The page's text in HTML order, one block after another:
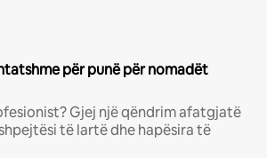
për punë për nomadët
Gjej një qëndrim afatgjatë
të lartë dhe hapësira të